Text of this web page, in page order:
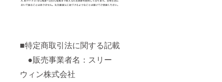
■特定商取引法に関する記載
●販売事業者名：スリー
ウィン株式会社